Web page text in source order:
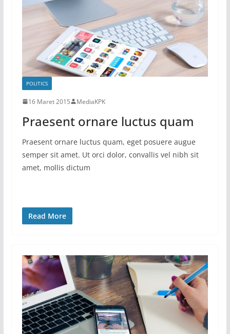
POLITICS
16 Maret 2015 MediaKPK
Praesent ornare luctus quam
Praesent ornare luctus quam, eget posuere augue
semper sit amet. Ut orci dolor, convallis vel nibh sit
amet, mollis dictum
Read More